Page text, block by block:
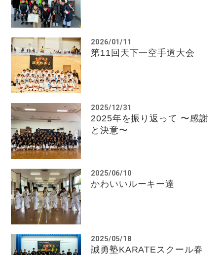
2026/01/11
第11回天下一空手道大会
2025/12/31
2025年を振り返って 〜感謝
と決意〜
2025/06/10
かわいいルーキー達
2025/05/18
誠勇塾KARATEスクール春